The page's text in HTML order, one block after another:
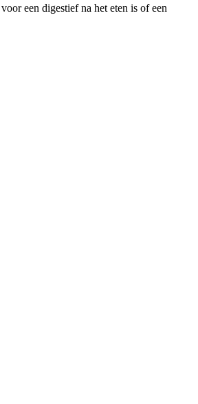
een digestief na het eten is of een